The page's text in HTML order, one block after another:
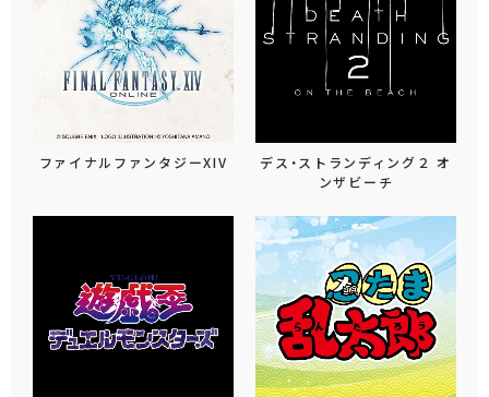
ファイナルファンタジーXIV
デス・ストランディング２ オ
ンザビーチ